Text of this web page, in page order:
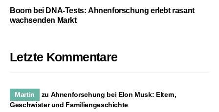
Boom bei DNA-Tests: Ahnenforschung erlebt rasant
wachsenden Markt
Letzte Kommentare
Martin zu Ahnenforschung bei Elon Musk: Eltern,
Geschwister und Familiengeschichte